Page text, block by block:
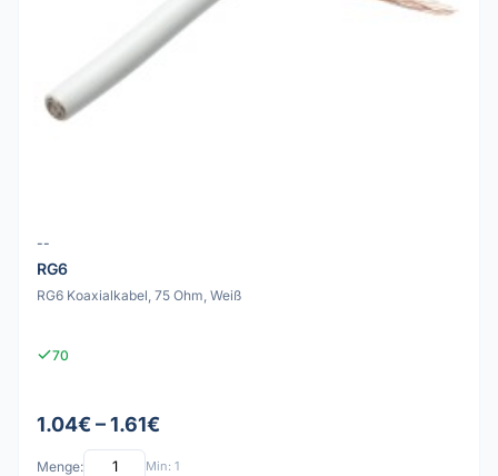
--
RG6
RG6 Koaxialkabel, 75 Ohm, Weiß
70
1.04€ – 1.61€
Menge: Min: 1